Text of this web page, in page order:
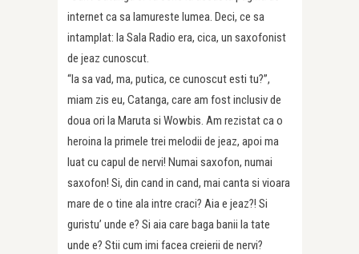
internet ca sa lamureste lumea. Deci, ce sa
intamplat: la Sala Radio era, cica, un saxofonist
de jeaz cunoscut.
“Ia sa vad, ma, putica, ce cunoscut esti tu?”,
miam zis eu, Catanga, care am fost inclusiv de
doua ori la Maruta si Wowbis. Am rezistat ca o
heroina la primele trei melodii de jeaz, apoi ma
luat cu capul de nervi! Numai saxofon, numai
saxofon! Si, din cand in cand, mai canta si vioara
mare de o tine ala intre craci? Aia e jeaz?! Si
guristu’ unde e? Si aia care baga banii la tate
unde e? Stii cum imi facea creierii de nervi?